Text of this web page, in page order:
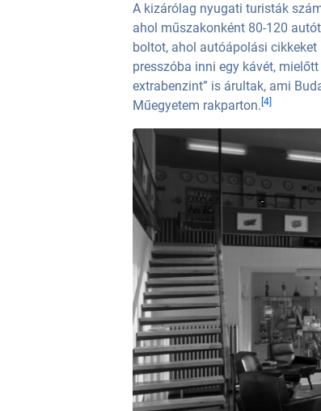
A kizárólag nyugati turisták
ahol műszakonként 80-120
boltot, ahol autóápolási cikkeket
presszóba inni egy kávét,
extrabenzint” is árultak, ami
Műegyetem rakparton. [4]